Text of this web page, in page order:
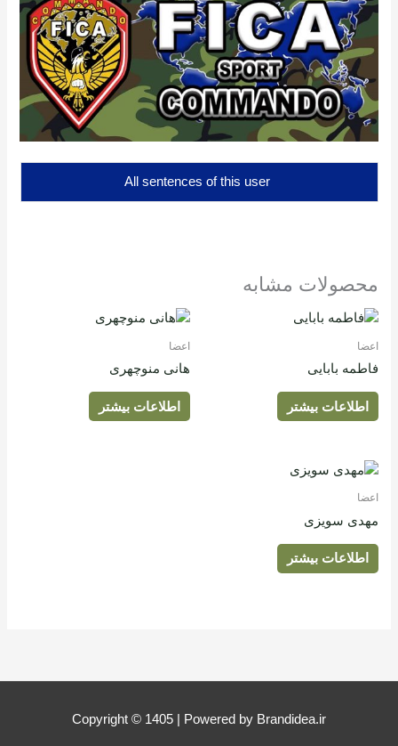
محصولات مشابه
اعضا
فاطمه بابایی
اطلاعات بیشتر
اعضا
هانی منوچهری
اطلاعات بیشتر
اعضا
مهدی سویزی
اطلاعات بیشتر
Copyright © 1405 | Powered by Brandidea.ir